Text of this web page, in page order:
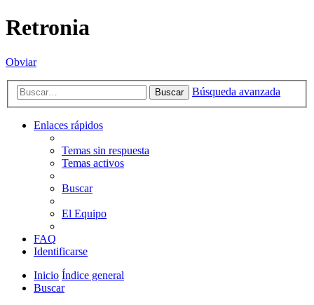
Retronia
Obviar
Buscar Búsqueda avanzada
Enlaces rápidos
Temas sin respuesta
Temas activos
Buscar
El Equipo
FAQ
Identificarse
Inicio Índice general
Buscar